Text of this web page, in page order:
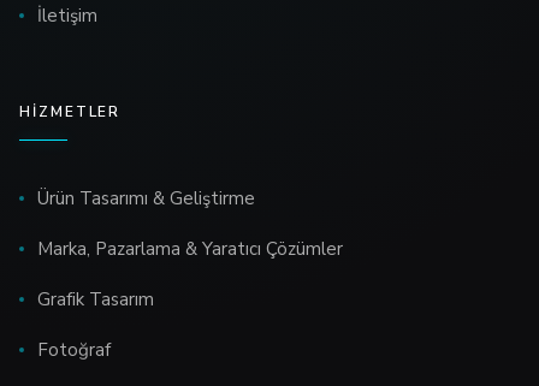
İletişim
HIZMETLER
Ürün Tasarımı & Geliştirme
Marka, Pazarlama & Yaratıcı Çözümler
Grafik Tasarım
Fotoğraf